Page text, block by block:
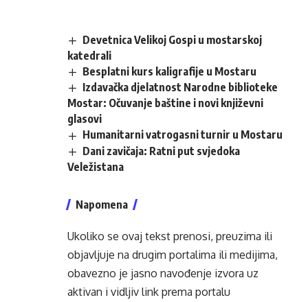
Devetnica Velikoj Gospi u mostarskoj
katedrali
Besplatni kurs kaligrafije u Mostaru
Izdavačka djelatnost Narodne biblioteke
Mostar: Očuvanje baštine i novi književni
glasovi
Humanitarni vatrogasni turnir u Mostaru
Dani zavičaja: Ratni put svjedoka
Veležistana
Napomena
Ukoliko se ovaj tekst prenosi, preuzima ili
objavljuje na drugim portalima ili medijima,
obavezno je jasno navođenje izvora uz
aktivan i vidljiv link prema portalu